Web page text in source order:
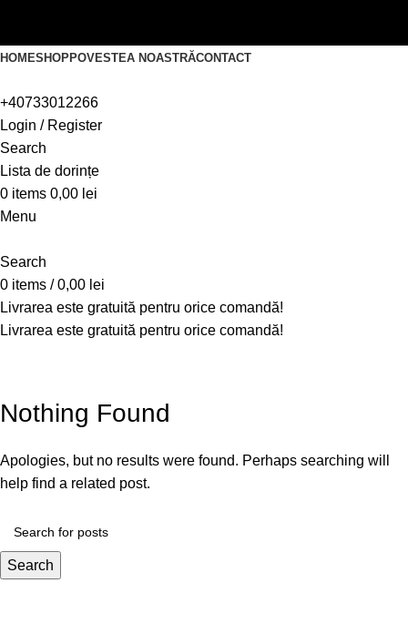
HOMESHOPPOVESTEA NOASTRĂCONTACT
+40733012266
Login / Register
Search
Lista de dorințe
0 items 0,00 lei
Menu
Search
0 items / 0,00 lei
Livrarea este gratuită pentru orice comandă!
Livrarea este gratuită pentru orice comandă!
Nothing Found
Apologies, but no results were found. Perhaps searching will
help find a related post.
Search